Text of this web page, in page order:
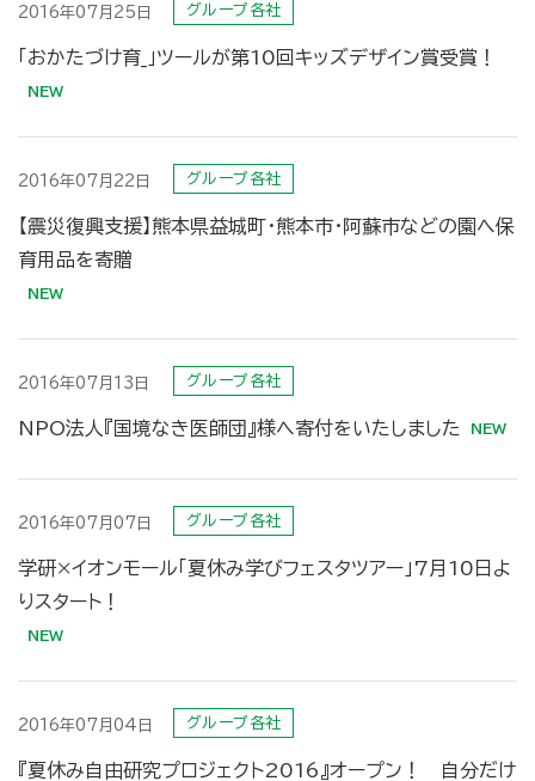
2016年07月25日 グループ各社
「おかたづけ育_」ツールが第10回キッズデザイン賞受賞！
2016年07月22日 グループ各社
【震災復興支援】熊本県益城町・熊本市・阿蘇市などの園へ保
育用品を寄贈
2016年07月13日 グループ各社
NPO法人『国境なき医師団』様へ寄付をいたしました
2016年07月07日 グループ各社
学研×イオンモール「夏休み学びフェスタツアー」7月10日よ
りスタート！
2016年07月04日 グループ各社
『夏休み自由研究プロジェクト2016』オープン！ 自分だけ